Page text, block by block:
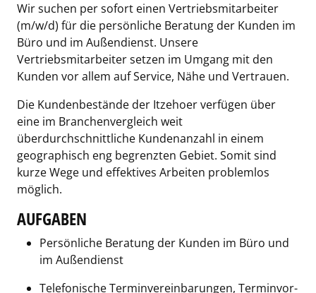
Wir suchen per sofort einen Vertriebsmitarbeiter
(m/w/d) für die persönliche Beratung der Kunden im
Büro und im Außendienst. Unsere
Vertriebsmitarbeiter setzen im Umgang mit den
Kunden vor allem auf Service, Nähe und Vertrauen.
Die Kundenbestände der Itzehoer verfügen über
eine im Branchenvergleich weit
überdurchschnittliche Kundenanzahl in einem
geographisch eng begrenzten Gebiet. Somit sind
kurze Wege und effektives Arbeiten problemlos
möglich.
AUFGABEN
Persönliche Beratung der Kunden im Büro und
im Außendienst
Telefonische Terminvereinbarungen, Terminvor-